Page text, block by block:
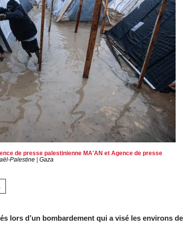
de presse palestinienne MA'AN et Agence de presse
Palestine| Gaza
lors d’un bombardement qui a visé les environs de